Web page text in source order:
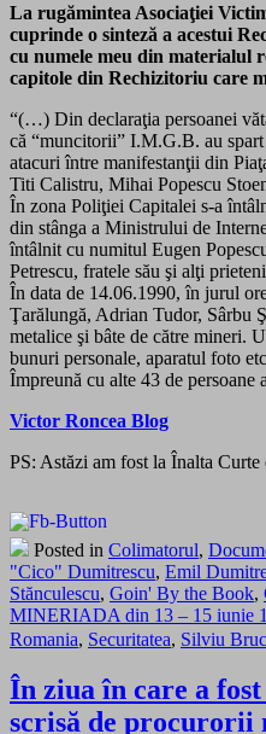
La rugămintea Asociaţiei
cuprinde o sinteză a acestui
cu numele meu din materialul
capitole din Rechizitoriu care
“(…) Din declaraţia persoanei
că “muncitorii” I.M.G.B. au spart
atacuri între manifestanţii din
Titi Calistru, Mihai Popescu
În zona Poliţiei Capitalei s-a
din stânga a Ministrului de
întâlnit cu numitul Eugen
Petrescu, fratele său şi alţi
În data de 14.06.1990, în jurul
Ţarălungă, Adrian Tudor, Sârbu
metalice şi bâte de către mineri.
bunuri personale, aparatul foto
Împreună cu alte 43 de
Victor Roncea Blog
PS: Astăzi am fost la Înalta
Posted in Colimatorul,
"Cico" Dumitrescu, Emil
Stănculescu, Goin' By the Book,
MINERIADA din 13 – 15 iunie
Romania, Securitatea, Silviu
În ziua în care a
scrisă de